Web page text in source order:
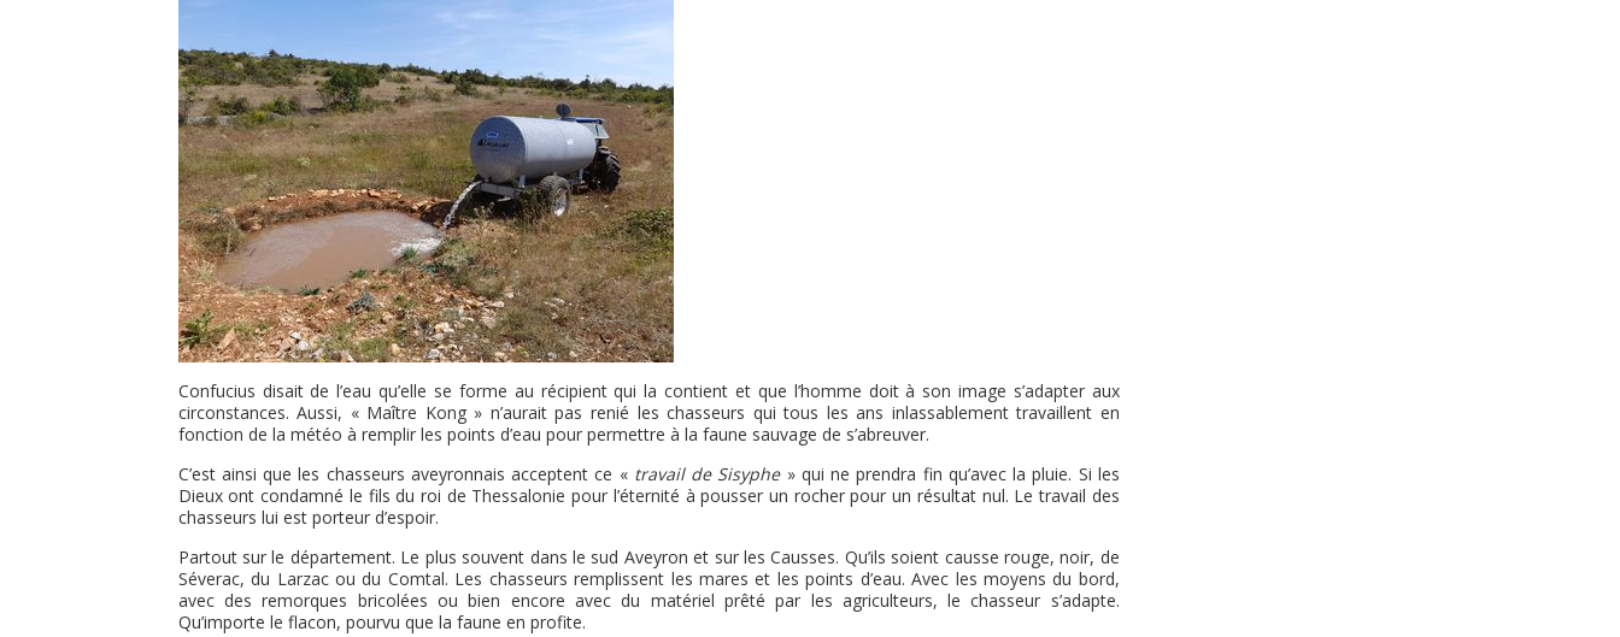
Confucius disait de l’eau qu’elle se forme au récipient qui la contient et que l’homme doit à son image s’adapter aux
circonstances. Aussi, « Maître Kong » n’aurait pas renié les chasseurs qui tous les ans inlassablement travaillent en
fonction de la météo à remplir les points d’eau pour permettre à la faune sauvage de s’abreuver.
C’est ainsi que les chasseurs aveyronnais acceptent ce « travail de Sisyphe» qui ne prendra fin qu’avec la pluie. Si les
Dieux ont condamné le fils du roi de Thessalonie pour l’éternité à pousser un rocher pour un résultat nul. Le travail des
chasseurs lui est porteur d’espoir.
Partout sur le département. Le plus souvent dans le sud Aveyron et sur les Causses. Qu’ils soient causse rouge, noir, de
Séverac, du Larzac ou du Comtal. Les chasseurs remplissent les mares et les points d’eau. Avec les moyens du bord,
avec des remorques bricolées ou bien encore avec du matériel prêté par les agriculteurs, le chasseur s’adapte.
Qu’importe le flacon, pourvu que la faune en profite.